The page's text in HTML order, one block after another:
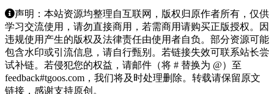
声明：本站资源均整理自互联网，版权归原作者所有，仅供
学习交流使用，请勿直接商用，若需商用请购买正版授权。因
违规使用产生的版权及法律责任由使用者自负。部分资源可能
包含水印或引流信息，请自行甄别。若链接失效可联系站长尝
试补链。若侵犯您的权益，请邮件（将 # 替换为 @）至
feedback#tgoos.com，我们将及时处理删除。转载请保留原文
链接，感谢支持原创。